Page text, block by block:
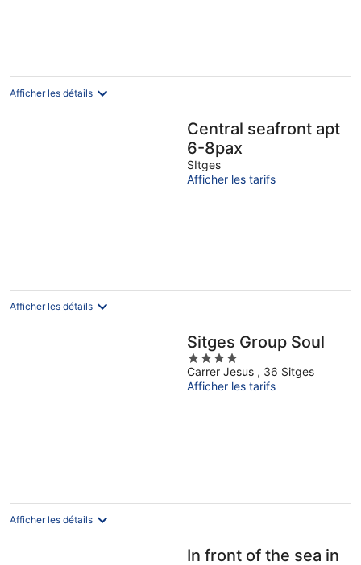
Afficher les détails
Central seafront apt
6-8pax
SItges
Afficher les tarifs
Afficher les détails
Sitges Group Soul
4
out
of
Carrer Jesus , 36 Sitges
Afficher les tarifs
Afficher les détails
In front of the sea in